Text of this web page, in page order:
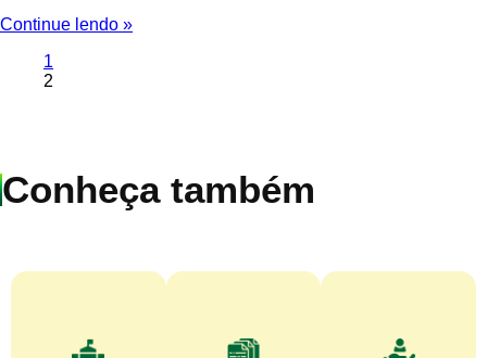
Continue lendo »
1
2
Conheça também